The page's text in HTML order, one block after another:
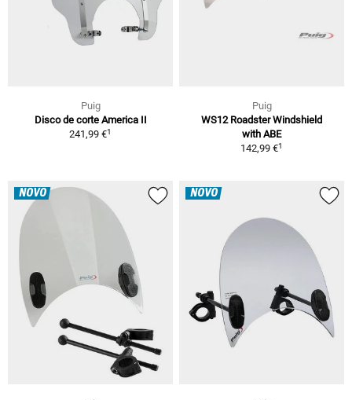
Puig
Disco de corte America II
241,99 €1
Puig
WS12 Roadster Windshield
with ABE
142,99 €1
NOVO NOVO